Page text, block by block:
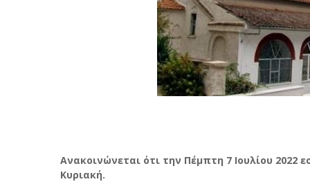
Ανακοινώνεται ότι την Πέμπτη 7 Ιουλίου 2022
Κυριακή.